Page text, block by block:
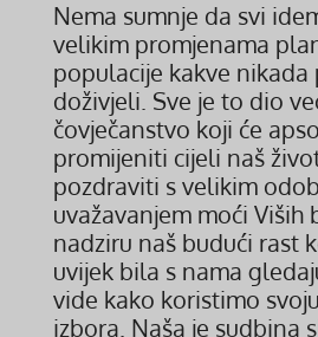
Nema sumnje da svi
velikim promjenama
populacije kakve nikada
doživjeli. Sve je to dio
čovječanstvo koji će
promijeniti cijeli naš
pozdraviti s velikim
uvažavanjem moći Viših
nadziru naš budući rast
uvijek bila s nama
vide kako koristimo
izbora. Naša je sudbina